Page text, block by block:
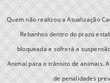
Quem não realizou a Atualização
Rebanhos dentro do prazo
bloqueada e sofrerá a
Animal para o trânsito de animais.
de penalidades